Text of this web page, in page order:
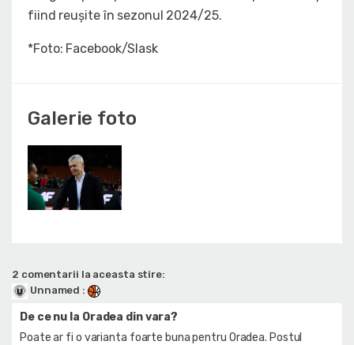
fiind reușite în sezonul 2024/25.
*Foto: Facebook/Slask
Galerie foto
2 comentarii la aceasta stire:
Unnamed :
De ce nu la Oradea din vara?
Poate ar fi o varianta foarte buna pentru Oradea. Postul